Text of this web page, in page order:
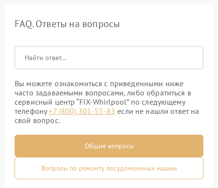
FAQ. Ответы на вопросы
Вы можете ознакомиться с приведенными ниже
часто задаваемыми вопросами, либо обратиться в
сервисный центр “FIX-Whirlpool” по следующему
телефону+7 (800) 301-55-83 если не нашли ответ на
свой вопрос.
Общие вопросы
Вопросы по ремонту посудомоечных машин